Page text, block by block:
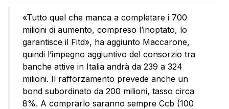
«Tutto quel che manca a completare i 700
milioni di aumento, compreso l’inoptato, lo
garantisce il Fitd», ha aggiunto Maccarone,
quindi l’impegno aggiuntivo del consorzio tra
banche attive in Italia andrà da 239 a 324
milioni. Il rafforzamento prevede anche un
bond subordinato da 200 milioni, tasso circa
8%. A comprarlo saranno sempre Ccb (100